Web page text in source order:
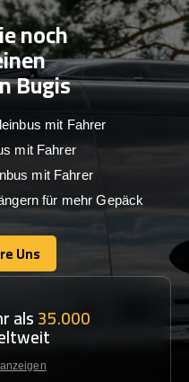
noch
Bugis
mit Fahrer
mit Fahrer
mit Fahrer
für mehr Gepäck
Uns
Uns
als35.000